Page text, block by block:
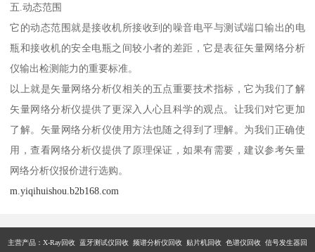
五.动态范围
它的动态范围就是接收机所接收到的噪音电平与测试端口输出的电
瓶和接收机的安全电瓶之间较小者的差距，它是表征矢量网络分析
仪输出检测能力的重要标准。
以上就是矢量网络分析仪相关的五点重要技术指标，它为我们了解
矢量网络分析仪提供了更深入人心且科学的观点。让我们对它更加
了解。矢量网络分析仪使用方法也随之得到了理解。为我们正确使
用，查看网络分析仪提供了原理保证，如果有需要，建议参考矢量
网络分析仪报价进行选购。
m.yiqihuishou.b2b168.com
主营产品：X-Ray回收 蓝牙测试仪回收 频谱分析仪回收 贴片机回收 色谱仪回收 信号发生器回